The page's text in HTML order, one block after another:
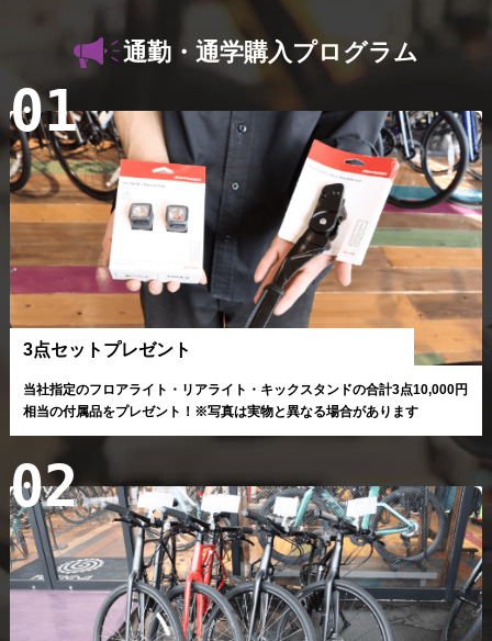
通勤・通学購入プログラム
01
3点セットプレゼント
当社指定のフロアライト・リアライト・キックスタンドの合計3点10,000円
相当の付属品をプレゼント！ ※写真は実物と異なる場合があります
02